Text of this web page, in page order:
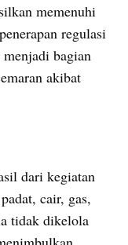
memenuhi
regulasi
bagian
akibat
dari kegiatan
cair, gas,
tidak dikelola